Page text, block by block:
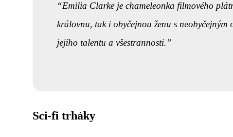
Emilia Clarke je chameleonka filmového
královnu, tak i obyčejnou ženu s
jejího talentu a všestrannosti.
Sci-fi trháky